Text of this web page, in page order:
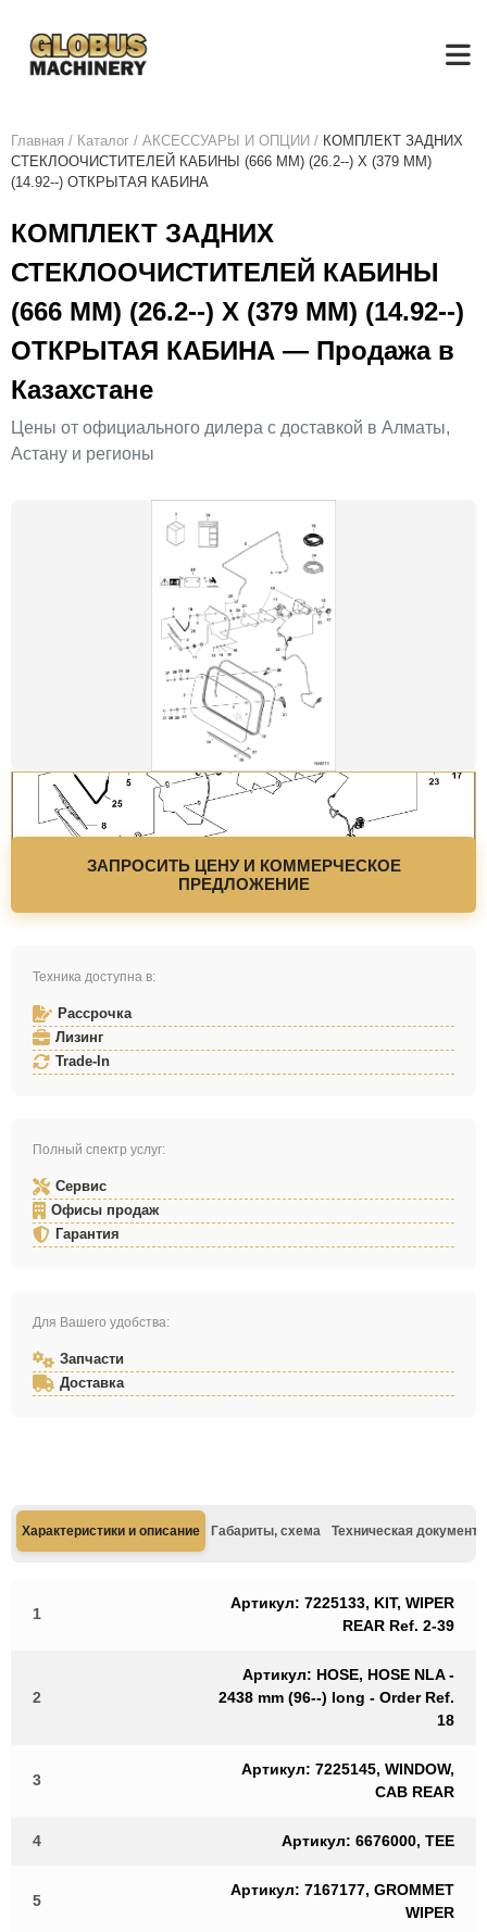
Главная / Каталог / АКСЕСCУАРЫ И ОПЦИИ / КОМПЛЕКТ ЗАДНИХ
СТЕКЛООЧИСТИТЕЛЕЙ КАБИНЫ (666 ММ) (26.2--) X (379 ММ)
(14.92--) ОТКРЫТАЯ КАБИНА
КОМПЛЕКТ ЗАДНИХ
СТЕКЛООЧИСТИТЕЛЕЙ КАБИНЫ
(666 ММ) (26.2--) X (379 ММ) (14.92--)
ОТКРЫТАЯ КАБИНА — Продажа в
Казахстане
Цены от официального дилера с доставкой в Алматы,
Астану и регионы
ЗАПРОСИТЬ ЦЕНУ И КОММЕРЧЕСКОЕ
ПРЕДЛОЖЕНИЕ
Техника доступна в:
Рассрочка
Лизинг
Trade-In
Полный спектр услуг:
Сервис
Офисы продаж
Гарантия
Для Вашего удобства:
Запчасти
Доставка
Характеристики и описание Габариты, схема Техническая
1
Артикул: 7225133, KIT, WIPER
REAR Ref. 2-39
2
Артикул: HOSE, HOSE NLA -
2438 mm (96--) long - Order Ref.
18
3
Артикул: 7225145, WINDOW,
CAB REAR
4 Артикул: 6676000, TEE
5
Артикул: 7167177, GROMMET
WIPER